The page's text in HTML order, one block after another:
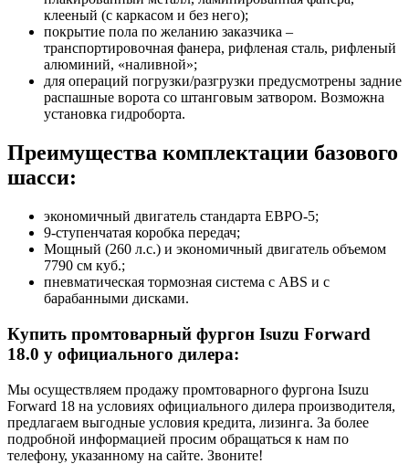
клееный (с каркасом и без него);
покрытие пола по желанию заказчика –
транспортировочная фанера, рифленая сталь, рифленый
алюминий, «наливной»;
для операций погрузки/разгрузки предусмотрены задние
распашные ворота со штанговым затвором. Возможна
установка гидроборта.
Преимущества комплектации базового
шасси:
экономичный двигатель стандарта ЕВРО-5;
9-ступенчатая коробка передач;
Мощный (260 л.с.) и экономичный двигатель объемом
7790 см куб.;
пневматическая тормозная система с ABS и с
барабанными дисками.
Купить промтоварный фургон Isuzu Forward
18.0 у официального дилера:
Мы осуществляем продажу промтоварного фургона Isuzu
Forward 18 на условиях официального дилера производителя,
предлагаем выгодные условия кредита, лизинга. За более
подробной информацией просим обращаться к нам по
телефону, указанному на сайте. Звоните!